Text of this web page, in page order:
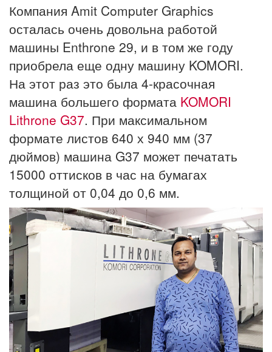
Компания Amit Computer Graphics
осталась очень довольна работой
машины Enthrone 29, и в том же году
приобрела еще одну машину KOMORI.
На этот раз это была 4-красочная
машина большего формата KOMORI
Lithrone G37. При максимальном
формате листов 640 х 940 мм (37
дюймов) машина G37 может печатать
15000 оттисков в час на бумагах
толщиной от 0,04 до 0,6 мм.